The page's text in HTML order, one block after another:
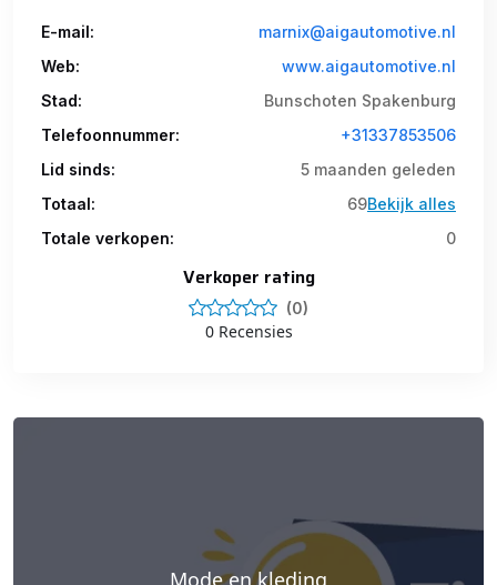
E-mail:
marnix@aigautomotive.nl
Web:
www.aigautomotive.nl
Stad:
Bunschoten Spakenburg
Telefoonnummer:
+31337853506
Lid sinds:
5 maanden geleden
Totaal:
69Bekijk alles
Totale verkopen:
0
Verkoper rating
(0)
0 Recensies
Mode en kleding